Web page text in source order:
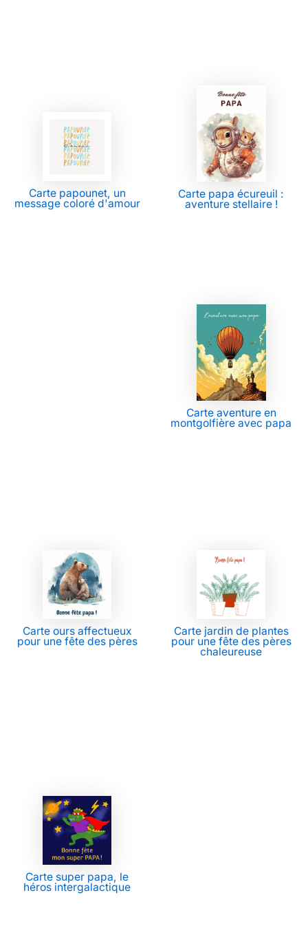
Carte papounet, un
message coloré d'amour
Carte papa écureuil :
aventure stellaire !
Carte aventure en
montgolfière avec papa
Carte ours affectueux
pour une fête des pères
Carte jardin de plantes
pour une fête des pères
chaleureuse
Carte super papa, le
héros intergalactique